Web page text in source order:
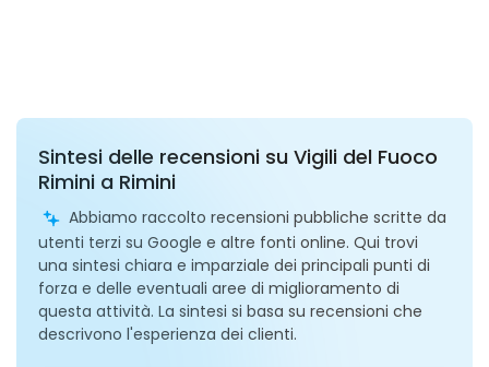
Sintesi delle recensioni su Vigili del Fuoco
Rimini a Rimini
Abbiamo raccolto recensioni pubbliche scritte da
utenti terzi su Google e altre fonti online. Qui trovi
una sintesi chiara e imparziale dei principali punti di
forza e delle eventuali aree di miglioramento di
questa attività. La sintesi si basa su recensioni che
descrivono l'esperienza dei clienti.